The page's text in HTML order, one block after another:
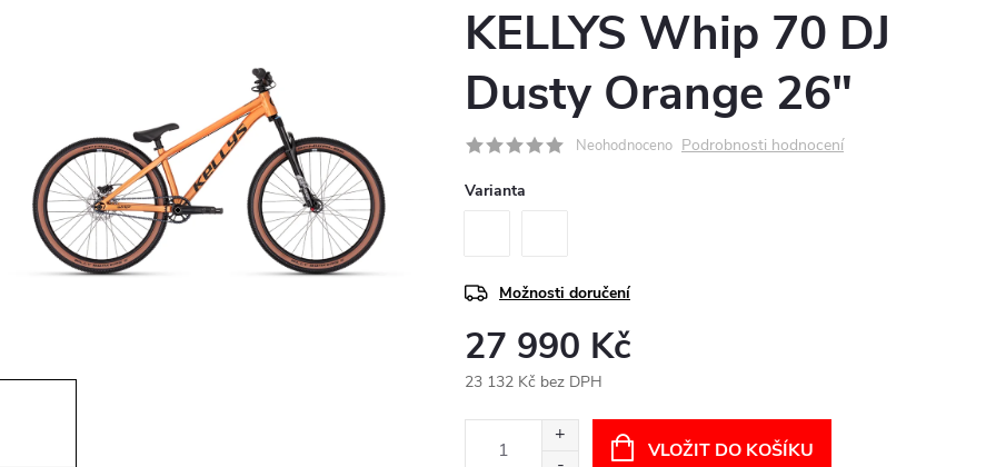
KELLYS Whip 70 DJ
Dusty Orange 26"
Neohodnoceno Podrobnosti hodnocení
Varianta
Možnosti doručení
27 990 Kč
23 132 Kč bez DPH
VLOŽIT DO KOŠÍKU